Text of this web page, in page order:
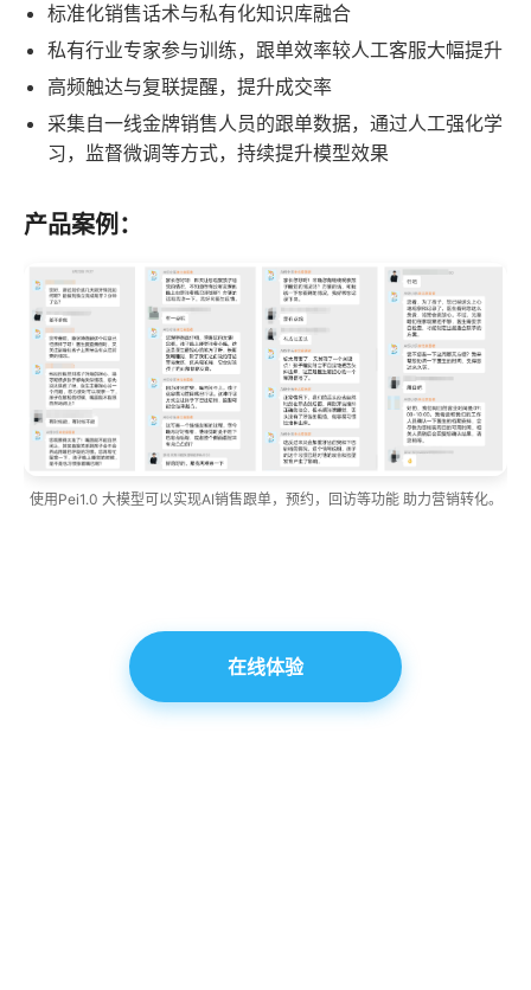
标准化销售话术与私有化知识库融合
私有行业专家参与训练，跟单效率较人工客服大幅提升
高频触达与复联提醒，提升成交率
采集自一线金牌销售人员的跟单数据，通过人工强化学
习，监督微调等方式，持续提升模型效果
产品案例：
使用Pei1.0 大模型可以实现AI销售跟单，预约，回访等功能 助力营销转化。
在线体验